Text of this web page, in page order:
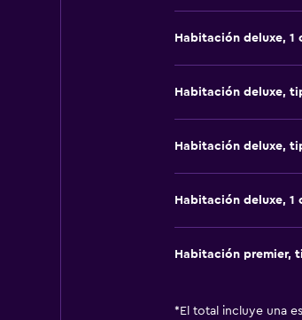
Habitación deluxe, 1
Habitación deluxe,
Habitación deluxe,
Habitación deluxe, 1
Habitación premier,
* El total incluye una